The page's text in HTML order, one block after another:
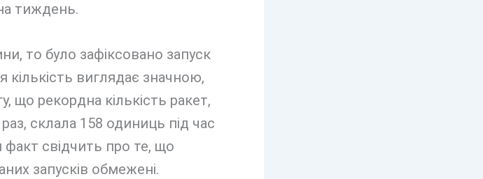
тиждень.
то було зафіксовано запуск
виглядає значною,
що рекордна кількість ракет,
склала 158 одиниць під час
факт свідчить про те, що
запусків обмежені.